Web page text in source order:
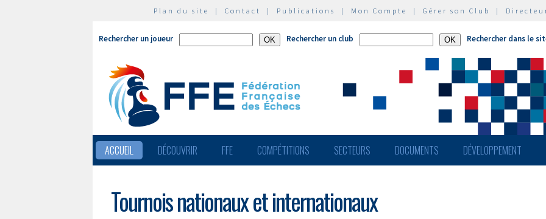
Plan du site | Contact | Publications | Mon Compte | Gérer son Club |
Rechercher un joueur Rechercher un club Rechercher dans le
ACCUEIL DÉCOUVRIR FFE COMPÉTITIONS SECTEURS DOCUMENTS DÉVELOPPEMENT
Tournois nationaux et internationaux